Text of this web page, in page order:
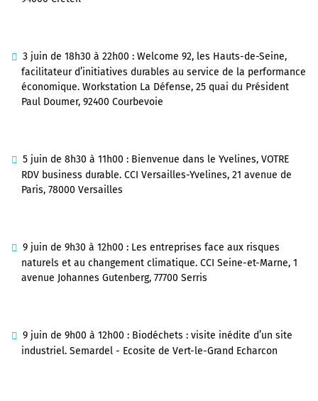
3 juin de 18h30 à 22h00 : Welcome 92, les Hauts-de-Seine,
facilitateur d’initiatives durables au service de la performance
économique. Workstation La Défense, 25 quai du Président
Paul Doumer, 92400 Courbevoie
5 juin de 8h30 à 11h00 : Bienvenue dans le Yvelines, VOTRE
RDV business durable. CCI Versailles-Yvelines, 21 avenue de
Paris, 78000 Versailles
9 juin de 9h30 à 12h00 : Les entreprises face aux risques
naturels et au changement climatique. CCI Seine-et-Marne, 1
avenue Johannes Gutenberg, 77700 Serris
9 juin de 9h00 à 12h00 : Biodéchets : visite inédite d’un site
industriel. Semardel - Ecosite de Vert-le-Grand Echarcon